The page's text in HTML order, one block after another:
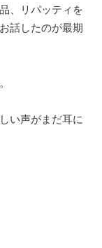
、リパッティを
話したのが最期
い声がまだ耳に